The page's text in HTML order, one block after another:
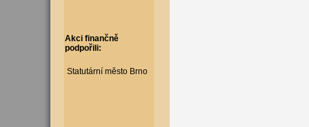
Akci finančně
podpořili:
Statutární město Brno